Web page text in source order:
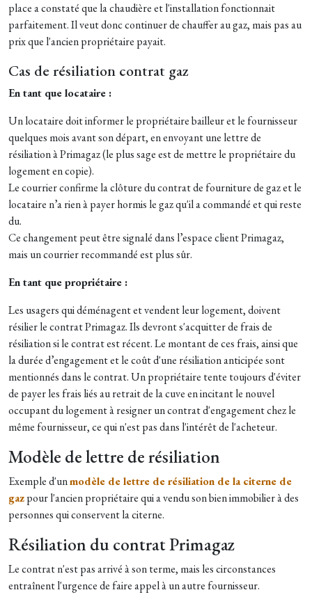
place a constaté que la chaudière et l'installation fonctionnait
parfaitement. Il veut donc continuer de chauffer au gaz, mais pas au
prix que l'ancien propriétaire payait.
Cas de résiliation contrat gaz
En tant que locataire :
Un locataire doit informer le propriétaire bailleur et le fournisseur
quelques mois avant son départ, en envoyant une lettre de
résiliation à Primagaz (le plus sage est de mettre le propriétaire du
logement en copie).
Le courrier confirme la clôture du contrat de fourniture de gaz et le
locataire n’a rien à payer hormis le gaz qu'il a commandé et qui reste
du.
Ce changement peut être signalé dans l’espace client Primagaz,
mais un courrier recommandé est plus sûr.
En tant que propriétaire :
Les usagers qui déménagent et vendent leur logement, doivent
résilier le contrat Primagaz. Ils devront s'acquitter de frais de
résiliation si le contrat est récent. Le montant de ces frais, ainsi que
la durée d’engagement et le coût d'une résiliation anticipée sont
mentionnés dans le contrat. Un propriétaire tente toujours d'éviter
de payer les frais liés au retrait de la cuve en incitant le nouvel
occupant du logement à resigner un contrat d'engagement chez le
même fournisseur, ce qui n'est pas dans l'intérêt de l'acheteur.
Modèle de lettre de résiliation
Exemple d'unmodèle de lettre de résiliation de la citerne de
gazpour l'ancien propriétaire qui a vendu son bien immobilier à des
personnes qui conservent la citerne.
Résiliation du contrat Primagaz
Le contrat n'est pas arrivé à son terme, mais les circonstances
entraînent l'urgence de faire appel à un autre fournisseur.